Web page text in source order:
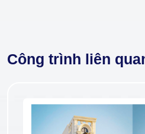
Công trình liên